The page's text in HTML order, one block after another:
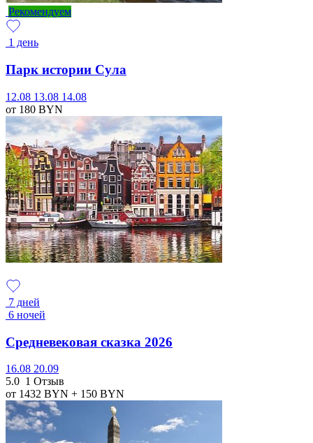
Рекомендуем
1 день
Парк истории Сула
12.08 13.08 14.08
от 180 BYN
7 дней
6 ночей
Средневековая сказка 2026
16.08 20.09
5.0 1 Отзыв
от 1432 BYN + 150 BYN